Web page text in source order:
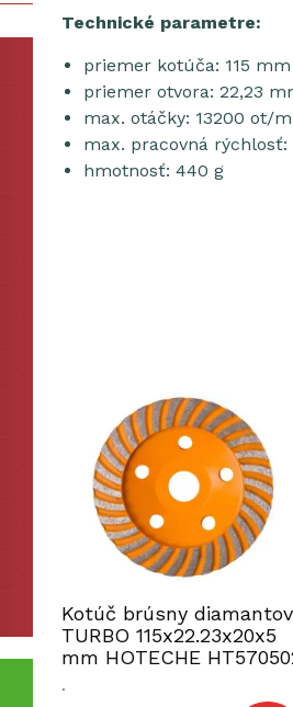
Technické parametre:
priemer kotúča: 115 mm
priemer otvora: 22,23
max. otáčky: 13200 ot/
max. pracovná rýchlosť:
hmotnosť: 440 g
Kotúč brúsny
TURBO 115x22.23x20x5
mm HOTECHE
.